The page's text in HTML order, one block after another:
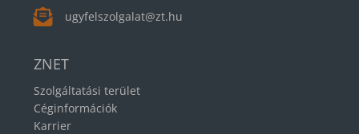
ugyfelszolgalat@zt.hu
ZNET
Szolgáltatási terület
Céginformációk
Karrier